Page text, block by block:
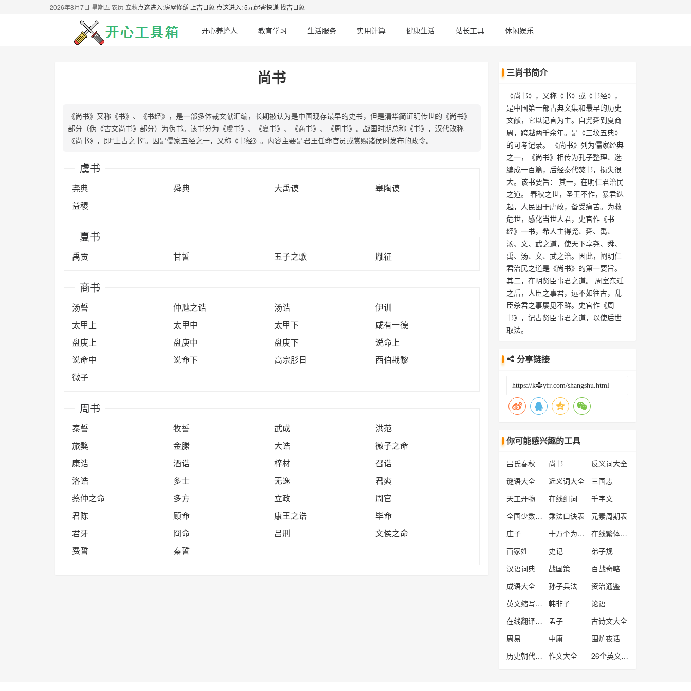
2026年8月7日 星期五 农历 立秋点这进入:房屋修缮 上吉日象 点这进入: 5元起寄快递 找吉日象
开心养蜂人 教育学习 生活服务 实用计算 健康生活 站长工具 休闲娱乐
尚书
《尚书》又称《书》、《书经》，是一部多体裁文献汇编，长期被认为是中国现存最早的史书，但是清华简证明传世的《尚书》
部分（伪《古文尚书》部分）为伪书。该书分为《虞书》、《夏书》、《商书》、《周书》。战国时期总称《书》，汉代改称
《尚书》，即“上古之书”。因是儒家五经之一，又称《书经》。内容主要是君王任命官员或赏赐诸侯时发布的政令。
虞书
尧典 舜典 大禹谟
皋陶谟
益稷
夏书
禹贡 甘誓 五子之歌 胤征
商书
汤誓 仲虺之诰 汤诰
伊训
太甲上
太甲中 太甲下
咸有一德
盘庚上
盘庚中 盘庚下
说命上
说命中
说命下 高宗肜日
西伯戡黎
微子
周书
泰誓 牧誓 武成
洪范
旅獒
金縢 大诰
微子之命
康诰
酒诰 梓材
召诰
洛诰
多士 无逸
君奭
蔡仲之命
多方 立政
周官
君陈
顾命 康王之诰
毕命
君牙
冏命 吕刑
文侯之命
费誓
秦誓
三尚书简介
《尚书》，又称《书》或《书经》，
是中国第一部古典文集和最早的历史
文献，它以记言为主。自尧舜到夏商
周，跨越两千余年。是《三坟五典》
的可考记录。 《尚书》列为儒家经典
之一，《尚书》相传为孔子整理、选
编成一百篇，后经秦代焚书，损失很
大。该书要旨： 其一，在明仁君治民
之道。 春秋之世，圣王不作，暴君迭
起，人民困于虐政，备受痛苦。为救
危世，感化当世人君，史官作《书
经》一书，希人主得尧、舜、禹、
汤、文、武之道，使天下享尧、舜、
禹、汤、文、武之治。因此，阐明仁
君治民之道是《尚书》的第一要旨。
其二，在明贤臣事君之道。 周室东迁
之后，人臣之事君，远不如往古，乱
臣杀君之事屡见不鲜。史官作《周
书》，记古贤臣事君之道，以使后世
取法。
分享链接
你可能感兴趣的工具
吕氏春秋 尚书
反义词大全
谜语大全
近义词大全
三国志
天工开物
在线组词
千字文
全国少数民族分布表
乘法口诀表
元素周期表
庄子
十万个为什么大全
在线繁体字转换器
百家姓
史记
弟子规
汉语词典
战国策
百战奇略
成语大全
孙子兵法
资治通鉴
英文缩写大全
韩非子
论语
在线翻译转换器
孟子
古诗文大全
周易
中庸
围炉夜话
历史朝代顺序表
作文大全 26个英文字母